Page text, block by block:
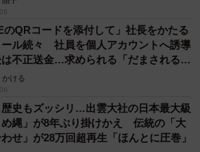
のQRコードを添付して」社長をかたる
ール続々 社員を個人アカウントへ誘導
不正送金…求められる「だまされる前
策
かける
史もズッシリ…出雲大社の日本最大級
め縄」が8年ぶり掛けかえ 伝統の「大
せ」が28万回超再生「ほんとに圧巻」